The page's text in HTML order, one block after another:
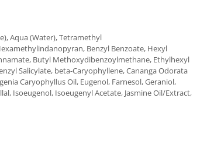
Aqua (Water), Tetramethyl
Benzyl Benzoate, Hexyl
Butyl Methoxydibenzoylmethane, Ethylhexyl
Salicylate, beta-Caryophyllene, Cananga Odorata
Caryophyllus Oil, Eugenol, Farnesol, Geraniol,
Isoeugenol, Isoeugenyl Acetate, Jasmine Oil/Extract,